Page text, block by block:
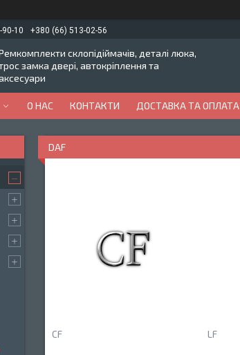
10 +380 (66) 513-02-56
склопідіймачів, деталі люка,
замка двері, автокріплення та
О НАС КОНТАКТИ ДОСТАВКА ТА ОПЛАТА
DAF
CF LF